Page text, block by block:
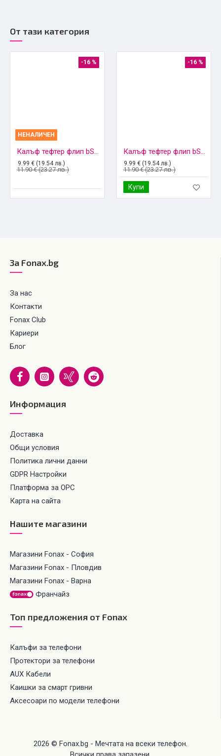
От тази категория
-16 %
НЕНАЛИЧЕН
Калъф тефтер флип bSmart Magnetic Book страничен, За Samsung Galaxy S22 5G (S901B), Черен
9.99 € (19.54 лв.)
11.90 € (23.27 лв.)
-16 %
Калъф тефтер флип bSmart Magnetic Book страничен, За Samsung Galaxy S22 Plus 5G (S906B), Черен
9.99 € (19.54 лв.)
11.90 € (23.27 лв.)
Купи
За Fonax.bg
За нас
Контакти
Fonax Club
Кариери
Блог
Информация
Доставка
Общи условия
Политика лични данни
GDPR Настройки
Платформа за ОРС
Карта на сайта
Нашите магазини
Магазини Fonax - София
Магазини Fonax - Пловдив
Магазини Fonax - Варна
Франчайз
Топ предложения от Fonax
Калъфи за телефони
Протектори за телефони
AUX Кабели
Каишки за смарт гривни
Аксесоари по модели телефони
2026 © Fonax.bg - Мечтата на всеки телефон.